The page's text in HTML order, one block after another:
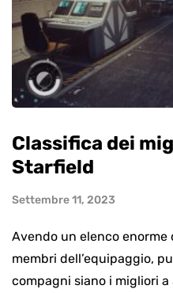
Classifica dei
Starfield
Settembre 11, 2023
Avendo un elenco
membri dell’equipaggio,
compagni siano i migliori